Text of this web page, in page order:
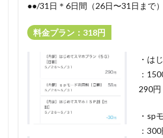
●●/31日＊6日間（26日〜31日まで）
料金プラン：318円
・は
：
290円
・sp
：